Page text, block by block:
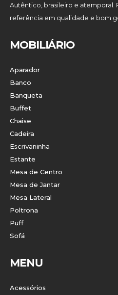
Autêntico, brasileiro e
referência em qualidade e bom
MOBILIÁRIO
Aparador
Banco
Banqueta
Buffet
Chaise
Cadeira
Escrivaninha
Estante
Mesa de Centro
Mesa de Jantar
Mesa Lateral
Poltrona
Puff
Sofá
MENU
Acessórios